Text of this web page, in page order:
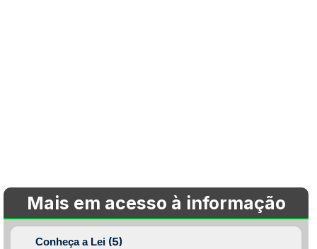
Mais em acesso à informação
Conheça a Lei (5)